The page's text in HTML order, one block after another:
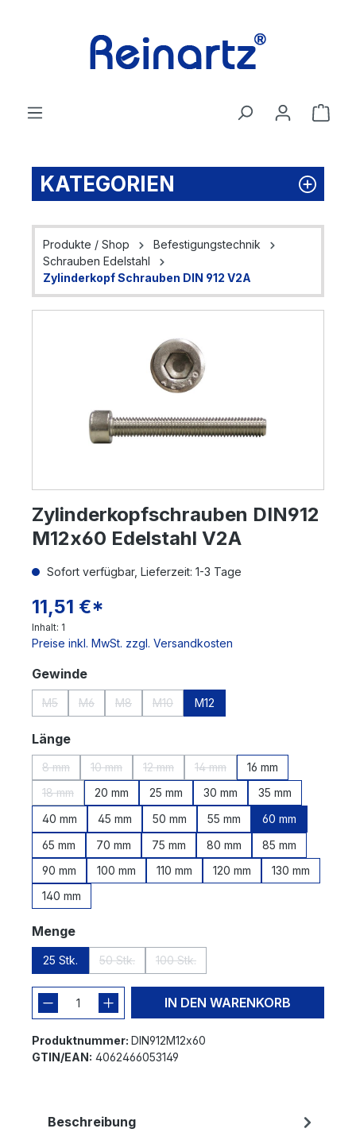
KATEGORIEN
Produkte / Shop
Befestigungstechnik
Schrauben Edelstahl
Zylinderkopf Schrauben DIN 912 V2A
Zylinderkopfschrauben DIN912
M12x60 Edelstahl V2A
Sofort verfügbar, Lieferzeit: 1-3 Tage
11,51 €*
Inhalt: 1
Preise inkl. MwSt. zzgl. Versandkosten
Gewindeauswählen
M5 M6 M8 M10 M12
Längeauswählen
8 mm 10 mm 12 mm 14 mm
16 mm
18 mm
20 mm 25 mm 30 mm
35 mm
40 mm
45 mm 50 mm 55 mm
60 mm
65 mm
70 mm 75 mm 80 mm
85 mm
90 mm
100 mm 110 mm 120 mm
130 mm
140 mm
Mengeauswählen
25 Stk. 50 Stk. 100 Stk.
IN DEN WARENKORB
Produktnummer: DIN912M12x60
GTIN/EAN: 4062466053149
Beschreibung